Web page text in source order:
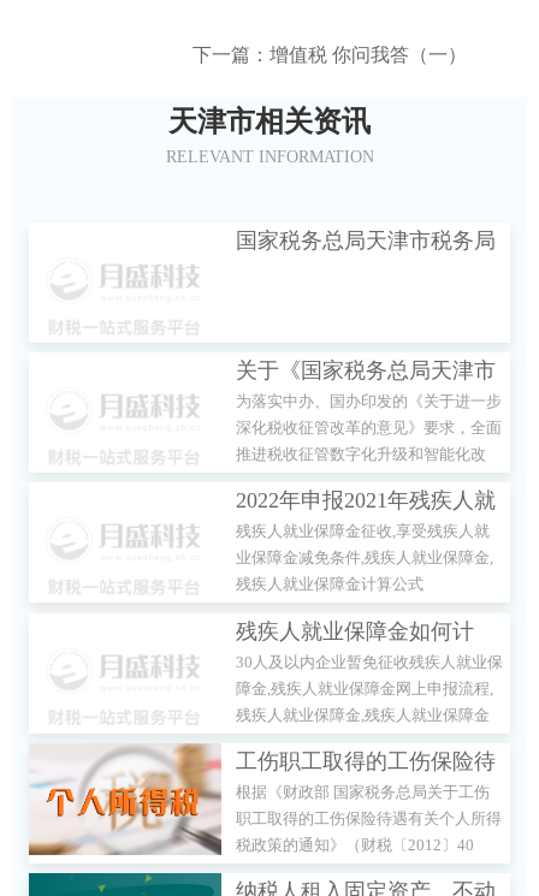
下一篇：增值税 你问我答（一）
天津市相关资讯
RELEVANT INFORMATION
国家税务总局天津市税务局
关于《国家税务总局天津市
税务局关于开展全面数字化
的电子发票受票试点工作的
公告》的解读
为落实中办、国办印发的《关于进一步
深化税收征管改革的意见》要求，全面
推进税收征管数字化升级和智能化改
造，国家税务总局天津市税务局发布了
《国家税务总局天津市税务局关于开展
全面数字化的电子发票受票试点工作的
公告》（以下称《公告》）
2022年申报2021年残疾人就
业保障金有何优惠政策？
残疾人就业保障金征收,享受残疾人就
业保障金减免条件,残疾人就业保障金,
残疾人就业保障金计算公式
残疾人就业保障金如何计
算？
30人及以内企业暂免征收残疾人就业保
障金,残疾人就业保障金网上申报流程,
残疾人就业保障金,残疾人就业保障金
计算公式,残疾人就业保障金缴纳标准
工伤职工取得的工伤保险待
遇是否缴纳个人所得税？
根据《财政部 国家税务总局关于工伤
职工取得的工伤保险待遇有关个人所得
税政策的通知》（财税〔2012〕40
号）规定：“一、对工伤职工及其近亲
纳税人租入固定资产、不动